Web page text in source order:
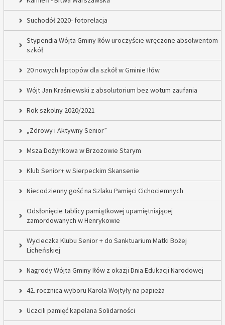
Suchodół 2020- fotorelacja
Stypendia Wójta Gminy Iłów uroczyście wręczone absolwentom
szkół
20 nowych laptopów dla szkół w Gminie Iłów
Wójt Jan Kraśniewski z absolutorium bez wotum zaufania
Rok szkolny 2020/2021
„Zdrowy i Aktywny Senior”
Msza Dożynkowa w Brzozowie Starym
Klub Senior+ w Sierpeckim Skansenie
Niecodzienny gość na Szlaku Pamięci Cichociemnych
Odsłonięcie tablicy pamiątkowej upamiętniającej
zamordowanych w Henrykowie
Wycieczka Klubu Senior + do Sanktuarium Matki Bożej
Licheńskiej
Nagrody Wójta Gminy Iłów z okazji Dnia Edukacji Narodowej
42. rocznica wyboru Karola Wojtyły na papieża
Uczcili pamięć kapelana Solidarności